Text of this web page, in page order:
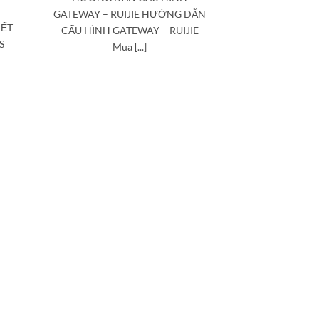
GATEWAY – RUIJIE HƯỚNG DẪN
CẤU HÌNH GATEWAY – RUIJIE
Mua [...]